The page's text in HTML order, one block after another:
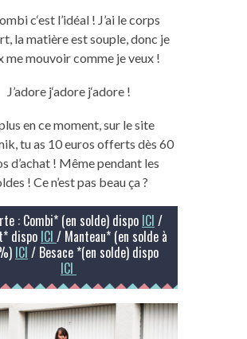
c‘est l’idéal! J’ai le corps
la matière est souple, donc je
me mouvoir comme je veux !
J’adore j‘adore j‘adore !
en ce moment, sur le site
, tu as 10 euros offerts dès 60
d’achat ! Même pendant les
! Ce n’est pas beau ça ?
: Combi* (en solde) dispo ICI /
dispo ICI / Manteau* (en solde à
ICI / Besace *(en solde) dispo
ICI